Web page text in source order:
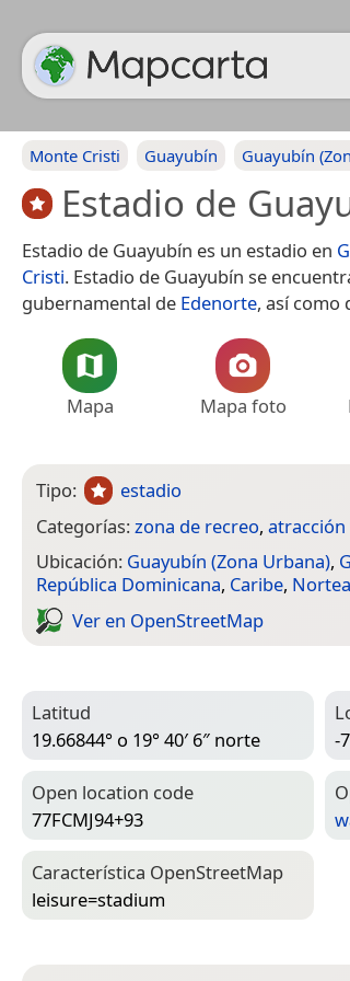
Monte Cristi Guayubín Guayubín
Estadio de
Estadio de Guayubín es un estadio en
Cristi. Estadio de Guayubín se
gubernamental de Edenorte, así como
Mapa Mapa foto
Tipo:
estadio
Categorías:zona de recreo,
Ubicación: Guayubín (Zona Urbana),
República Dominicana, Caribe,
Ver en Open­Street­Map
Latitud
19.66844° o 19° 40′ 6″ norte
-
Open location code
77FCMJ94+93
Característica Open­Street­Map
leisure=­stadium